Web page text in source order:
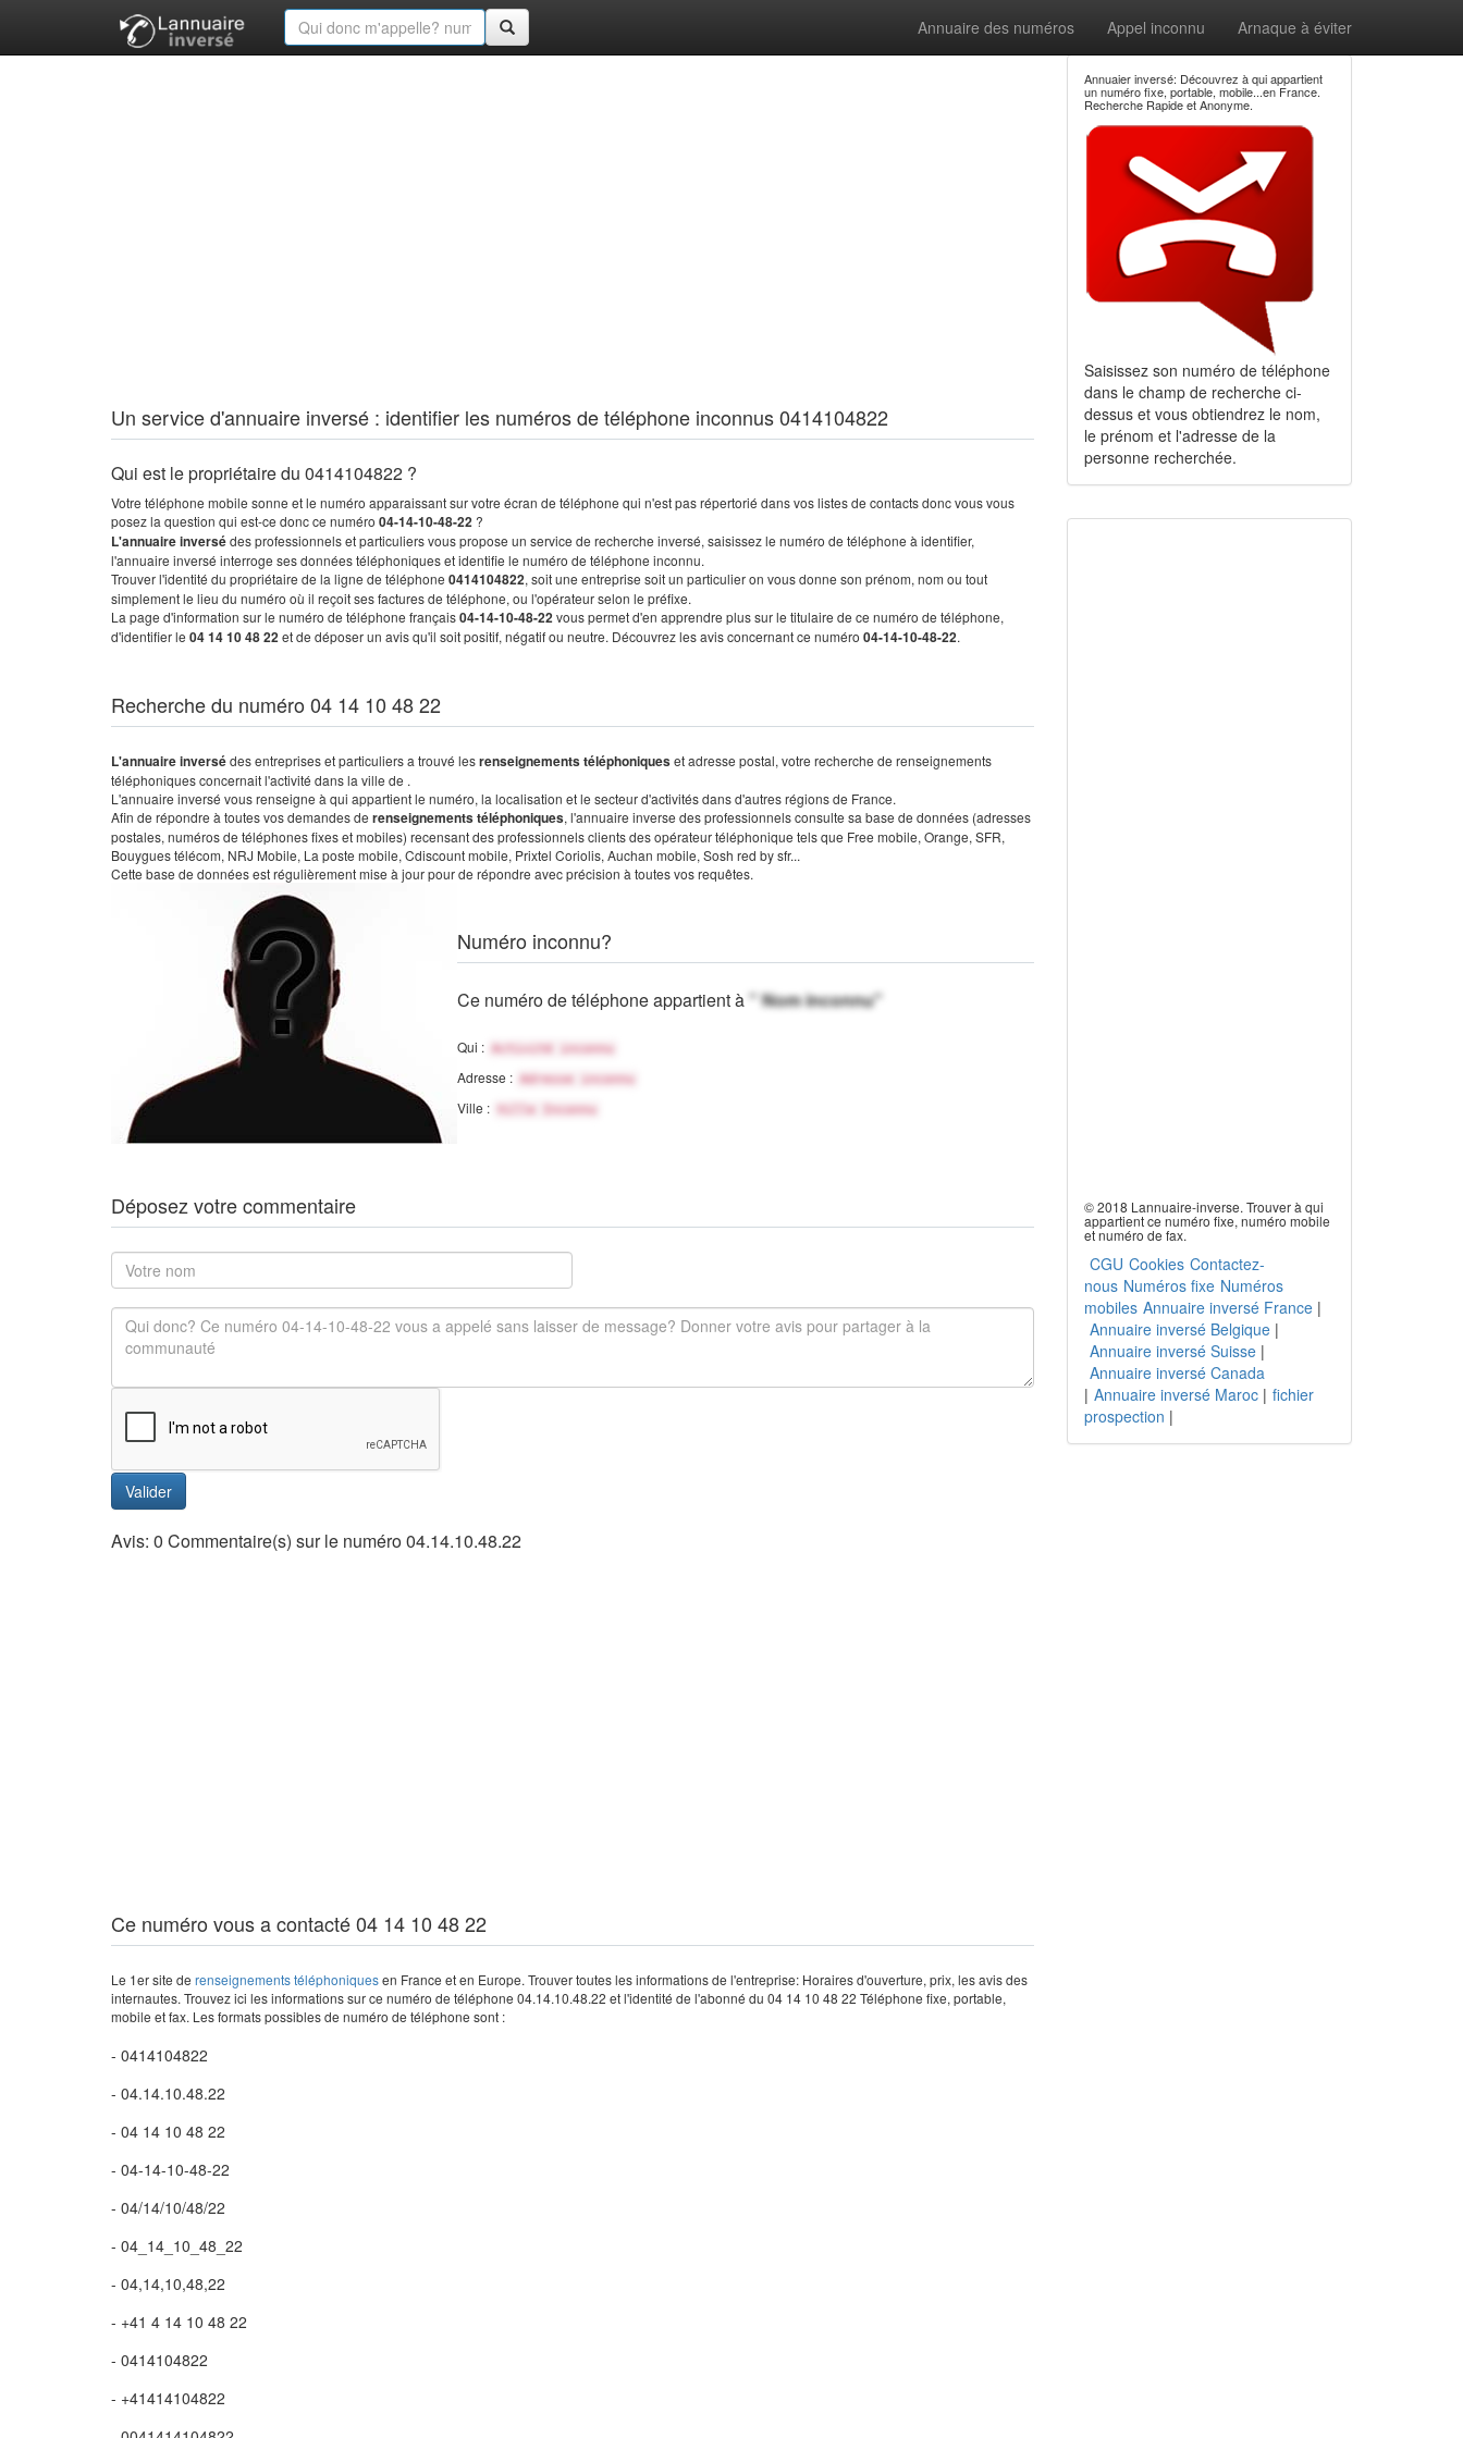
Annuaire des numéros Appel inconnu Arnaque à éviter
Un service d'annuaire inversé : identifier les numéros de téléphone inconnus 0414104822
Qui est le propriétaire du 0414104822 ?
Votre téléphone mobile sonne et le numéro apparaissant sur votre écran de téléphone qui n'est pas répertorié dans vos listes de contacts donc vous vous
posez la question qui est-ce donc ce numéro 04-14-10-48-22 ?
L'annuaire inversédes professionnels et particuliers vous propose un service de recherche inversé, saisissez le numéro de téléphone à identifier,
l'annuaire inversé interroge ses données téléphoniques et identifie le numéro de téléphone inconnu.
Trouver l'identité du propriétaire de la ligne de téléphone 0414104822, soit une entreprise soit un particulier on vous donne son prénom, nom ou tout
simplement le lieu du numéro où il reçoit ses factures de téléphone, ou l'opérateur selon le préfixe.
La page d'information sur le numéro de téléphone français04-14-10-48-22vous permet d'en apprendre plus sur le titulaire de ce numéro de téléphone,
d'identifier le 04 14 10 48 22et de déposer un avis qu'il soit positif, négatif ou neutre. Découvrez les avis concernant ce numéro 04-14-10-48-22.
Recherche du numéro 04 14 10 48 22
L'annuaire inversédes entreprises et particuliers a trouvé lesrenseignements téléphoniqueset adresse postal, votre recherche de renseignements
téléphoniques concernait l'activité dans la ville de .
L'annuaire inversé vous renseigne à qui appartient le numéro, la localisation et le secteur d'activités dans d'autres régions de France.
Afin de répondre à toutes vos demandes de renseignements téléphoniques, l'annuaire inverse des professionnels consulte sa base de données (adresses
postales, numéros de téléphones fixes et mobiles) recensant des professionnels clients des opérateur téléphonique tels que Free mobile, Orange, SFR,
Bouygues télécom, NRJ Mobile, La poste mobile, Cdiscount mobile, Prixtel Coriolis, Auchan mobile, Sosh red by sfr...
Cette base de données est régulièrement mise à jour pour de répondre avec précision à toutes vos requêtes.
Numéro inconnu?
Ce numéro de téléphone appartient à" Nom inconnu"
Qui : Activité inconnu
Adresse : Adresse inconnu
Ville : Ville Inconnu
Déposez votre commentaire
Valider
Avis: 0 Commentaire(s) sur le numéro 04.14.10.48.22
Ce numéro vous a contacté 04 14 10 48 22
Le 1er site de renseignements téléphoniquesen France et en Europe. Trouver toutes les informations de l'entreprise: Horaires d'ouverture, prix, les avis des
internautes. Trouvez ici les informations sur ce numéro de téléphone 04.14.10.48.22 et l'identité de l'abonné du 04 14 10 48 22 Téléphone fixe, portable,
mobile et fax. Les formats possibles de numéro de téléphone sont :
- 0414104822
- 04.14.10.48.22
- 04 14 10 48 22
- 04-14-10-48-22
- 04/14/10/48/22
- 04_14_10_48_22
- 04,14,10,48,22
- +41 4 14 10 48 22
- 0414104822
- +41414104822
Annuaier inversé: Découvrez à qui appartient
un numéro fixe, portable, mobile...en France.
Recherche Rapide et Anonyme.
Saisissez son numéro de téléphone
dans le champ de recherche ci-
dessus et vous obtiendrez le nom,
le prénom et l'adresse de la
personne recherchée.
© 2018 Lannuaire-inverse. Trouver à qui
appartient ce numéro fixe, numéro mobile
et numéro de fax.
CGU Cookies Contactez-
nous Numéros fixe Numéros
mobiles Annuaire inversé France|
Annuaire inversé Belgique|
Annuaire inversé Suisse|
Annuaire inversé Canada
| Annuaire inversé Maroc| fichier
prospection |